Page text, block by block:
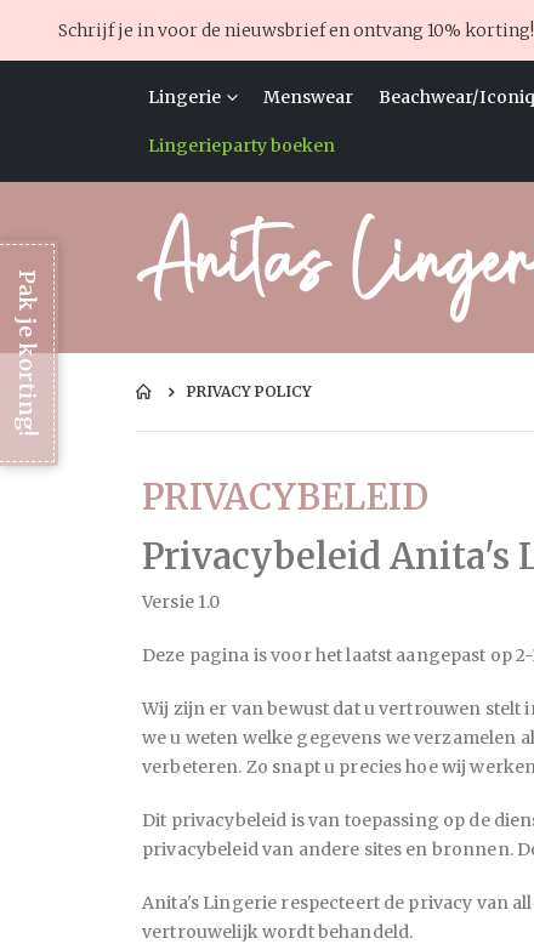
Schrijf je in voor de nieuwsbrief en ontvang 10%
Lingerie Menswear Beachwear/
Lingerieparty boeken
PRIVACY POLICY
PRIVACYBELEID
Privacybeleid Anita's
Versie 1.0
Deze pagina is voor het laatst aangepast op 2-
Wij zijn er van bewust dat u vertrouwen stelt
we u weten welke gegevens we verzamelen
verbeteren. Zo snapt u precies hoe wij
Dit privacybeleid is van toepassing op de
privacybeleid van andere sites en bronnen.
Anita's Lingerie respecteert de privacy van
vertrouwelijk wordt behandeld.
Pak je korting!